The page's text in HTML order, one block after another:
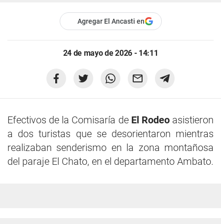
Agregar El Ancasti en
24 de mayo de 2026 - 14:11
Efectivos de la Comisaría de El Rodeoasistieron
a dos turistas que se desorientaron mientras
realizaban senderismo en la zona montañosa
del paraje El Chato, en el departamento Ambato.